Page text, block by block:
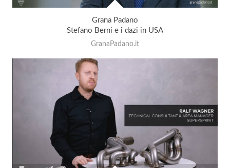
Grana Padano
Stefano Berni e i dazi in USA
GranaPadano.it